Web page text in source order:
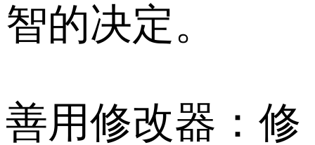
智的决定。
善用修改器：修